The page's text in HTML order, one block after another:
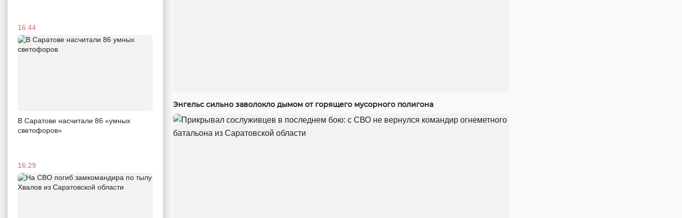
16:44
В Саратове насчитали 86 «умных
светофоров»
16:29
Энгельс сильно заволокло дымом от горящего мусорного полигона